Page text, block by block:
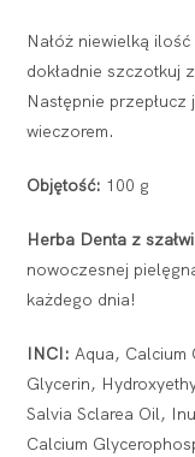
Nałóż niewielką
dokładnie szczotkuj
Następnie
wieczorem.
Objętość: 100 g
Herba Denta z
nowoczesnej
każdego dnia!
INCI: Aqua, Calcium
Glycerin,
Salvia Sclarea Oil,
Calcium